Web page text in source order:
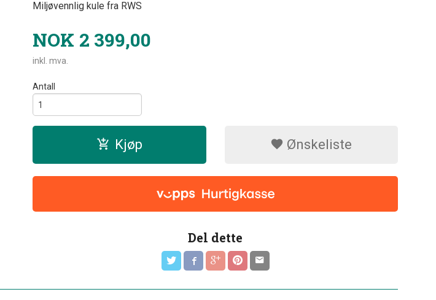
Miljøvennlig kule fra RWS
NOK 2 399,00
inkl. mva.
Antall
Kjøp Ønskeliste
Del dette